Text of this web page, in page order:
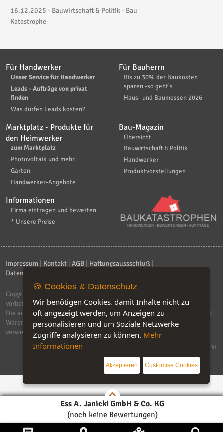
16.12.2025 - Bauwirtschaft & Politik - Bau
Katastrophe
Ess A. Janicki GmbH & Co. KG
(noch keine Bewertungen)
Für Handwerker
Unser Service für Handwerker
Leads - Aufträge von privat
finden
Was dürfen Leads kosten?
Für Bauherrn
Bis zu 30% der Baukosten
sparen -so geht's
Haus- und Baumessen 2026
Marktplatz - Produkte für
den Heimwerker
zum Marktplatz
Photovoltaik und mehr
Garten
Handwerker-Angebote
Bau-Magazin
Übersicht
Bauwirtschaft & Politik
Handwerker
Produktvorstellungen
Informationen
Firma eintragen und bewerten
* Unsere Preise
Impressum Kontakt AGB Haftungsaussschluß
Datenschutzerklärung
Copyright © 2026
vorbehalten.
Die auf dieser Seite verwendeten Produktbezeichnungen, Namen und
Warenzeichen sind Eigentum der jeweiligen Firmen. Unser Portal
verwendet Affiliat-Links, für dir wir Geld erhalten.
Software by IQ-Markt
🍪 Cookies & Datenschutz
Wir benötigen Cookies, damit Inhalte nicht zu
oft angezeigt werden, um Anzeigen zu
personalisieren und um Soziale Netzwerke
Zugriffe analysieren zu können. Mehr
Informationen
Akzeptieren Customise Cookies